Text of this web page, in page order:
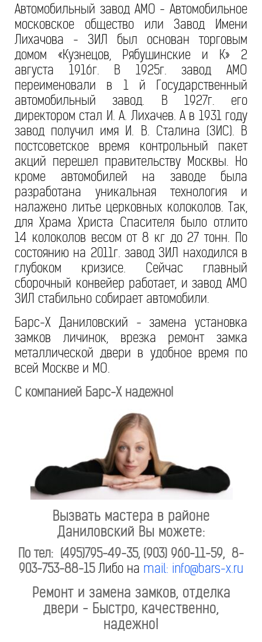
Автомобильный завод АМО - Автомобильное
московское общество или Завод Имени
Лихачова - ЗИЛ был основан торговым
домом «Кузнецов, Рябушинские и К» 2
августа 1916г. В 1925г. завод АМО
переименовали в 1 й Государственный
автомобильный завод. В 1927г. его
директором стал И. А. Лихачев. А в 1931 году
завод получил имя И. В. Сталина (ЗИС). В
постсоветское время контрольный пакет
акций перешел правительству Москвы. Но
кроме автомобилей на заводе была
разработана уникальная технология и
налажено литье церковных колоколов. Так,
для Храма Христа Спасителя было отлито
14 колоколов весом от 8 кг до 27 тонн. По
состоянию на 2011г. завод ЗИЛ находился в
глубоком кризисе. Сейчас главный
сборочный конвейер работает, и завод АМО
ЗИЛ стабильно собирает автомобили.
Барс-Х Даниловский - замена установка
замков личинок, врезка ремонт замка
металлической двери в удобное время по
всей Москве и МО.
С компанией Барс-Х надежно!
Вызвать мастера в районе
Даниловский Вы можете:
По тел: (495)795-49-35, (903) 960-11-59, 8-
903-753-88-15Либо на mail: info@bars-x.ru
Ремонт и замена замков, отделка
двери - Быстро, качественно,
надежно!